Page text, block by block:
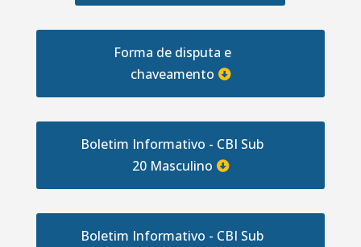
Forma de disputa e
chaveamento
Boletim Informativo - CBI Sub
20 Masculino
Boletim Informativo - CBI Sub